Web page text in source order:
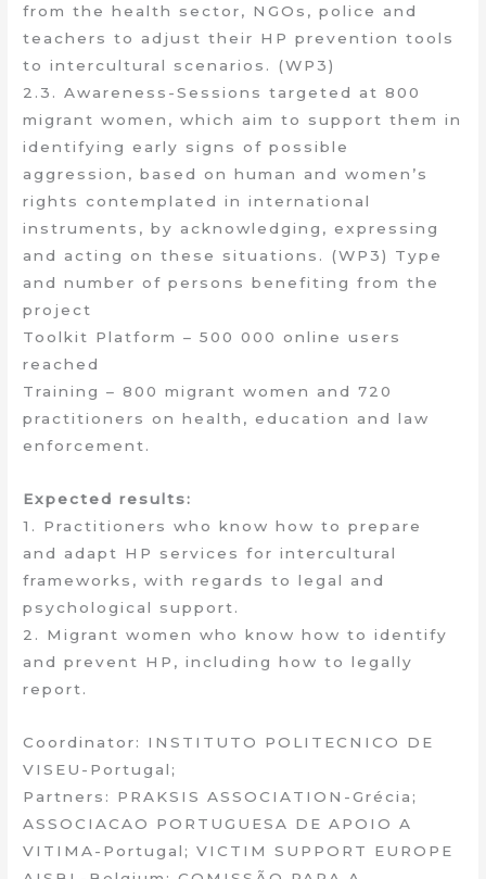
from the health sector, NGOs, police and
teachers to adjust their HP prevention tools
to intercultural scenarios. (WP3)
2.3. Awareness-Sessions targeted at 800
migrant women, which aim to support them in
identifying early signs of possible
aggression, based on human and women’s
rights contemplated in international
instruments, by acknowledging, expressing
and acting on these situations. (WP3) Type
and number of persons benefiting from the
project
Toolkit Platform – 500 000 online users
reached
Training – 800 migrant women and 720
practitioners on health, education and law
enforcement.
Expected results:
1. Practitioners who know how to prepare
and adapt HP services for intercultural
frameworks, with regards to legal and
psychological support.
2. Migrant women who know how to identify
and prevent HP, including how to legally
report.
Coordinator: INSTITUTO POLITECNICO DE
VISEU-Portugal;
Partners: PRAKSIS ASSOCIATION-Grécia;
ASSOCIACAO PORTUGUESA DE APOIO A
VITIMA-Portugal; VICTIM SUPPORT EUROPE